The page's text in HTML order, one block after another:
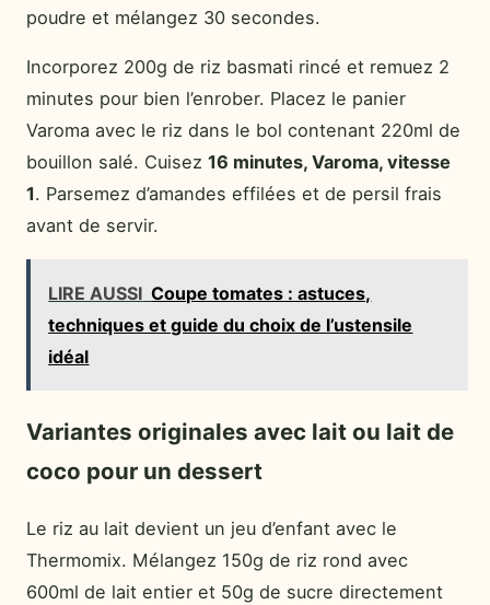
poudre et mélangez 30 secondes.
Incorporez 200g de riz basmati rincé et remuez 2
minutes pour bien l’enrober. Placez le panier
Varoma avec le riz dans le bol contenant 220ml de
bouillon salé. Cuisez 16 minutes, Varoma, vitesse
1. Parsemez d’amandes effilées et de persil frais
avant de servir.
LIRE AUSSI Coupe tomates : astuces,
techniques et guide du choix de l’ustensile
idéal
Variantes originales avec lait ou lait de
coco pour un dessert
Le riz au lait devient un jeu d’enfant avec le
Thermomix. Mélangez 150g de riz rond avec
600ml de lait entier et 50g de sucre directement